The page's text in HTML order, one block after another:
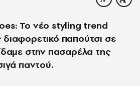
Το νέο styling trend
παπούτσι σε
στην πασαρέλα της
παντού.